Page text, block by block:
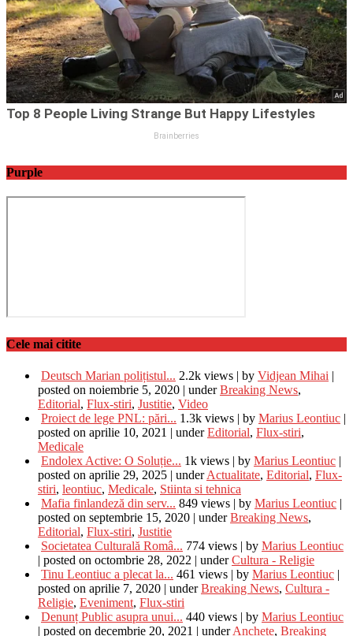
Purple
Cele mai citite
Deutsch Marian polițistul... 2.2k views | by Vidjean Mihai |
posted on noiembrie 5, 2020 | underBreaking News,
Editorial, Flux-stiri, Justitie, Video
Proiect de lege PNL: pări... 1.3k views | by Marius Leontiuc |
posted on aprilie 10, 2021 | underEditorial, Flux-stiri,
Medicale
Endolex Active: O Soluție... 1k views | by Marius Leontiuc |
posted on aprilie 29, 2025 | underActualitate, Editorial, Flux-
stiri, leontiuc, Medicale, Stiinta si tehnica
Mafia finlandeză din serv... 849 views | by Marius Leontiuc |
posted on septembrie 15, 2020 | underBreaking News,
Editorial, Flux-stiri, Justitie
Societatea Culturală Româ... 774 views | by Marius Leontiuc
| posted on octombrie 28, 2022 | underCultura - Religie
Tinu Leontiuc a plecat la... 461 views | by Marius Leontiuc |
posted on aprilie 7, 2020 | underBreaking News, Cultura -
Religie, Eveniment, Flux-stiri
Denunț Public asupra unui... 440 views | by Marius Leontiuc
| posted on decembrie 20, 2021 | underAnchete, Breaking